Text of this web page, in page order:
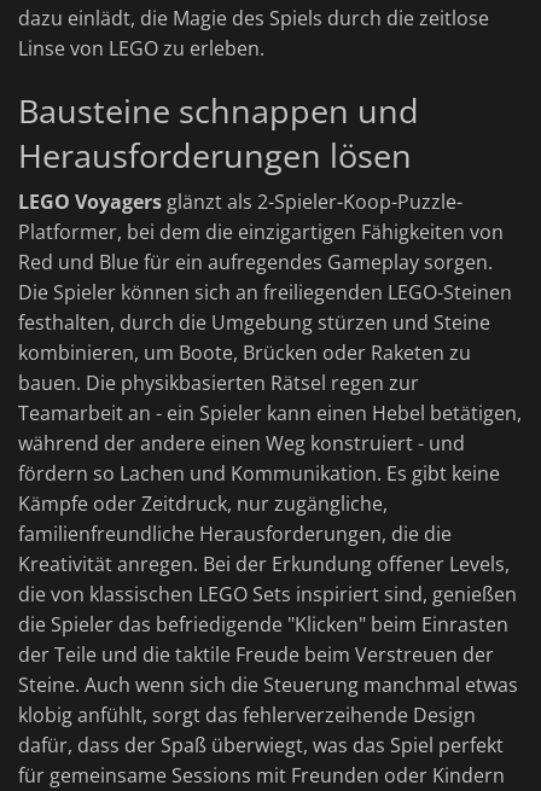
dazu einlädt, die Magie des Spiels durch die zeitlose
Linse von LEGO zu erleben.
Bausteine schnappen und
Herausforderungen lösen
LEGO Voyagers glänzt als 2-Spieler-Koop-Puzzle-
Platformer, bei dem die einzigartigen Fähigkeiten von
Red und Blue für ein aufregendes Gameplay sorgen.
Die Spieler können sich an freiliegenden LEGO-Steinen
festhalten, durch die Umgebung stürzen und Steine
kombinieren, um Boote, Brücken oder Raketen zu
bauen. Die physikbasierten Rätsel regen zur
Teamarbeit an - ein Spieler kann einen Hebel betätigen,
während der andere einen Weg konstruiert - und
fördern so Lachen und Kommunikation. Es gibt keine
Kämpfe oder Zeitdruck, nur zugängliche,
familienfreundliche Herausforderungen, die die
Kreativität anregen. Bei der Erkundung offener Levels,
die von klassischen LEGO Sets inspiriert sind, genießen
die Spieler das befriedigende "Klicken" beim Einrasten
der Teile und die taktile Freude beim Verstreuen der
Steine. Auch wenn sich die Steuerung manchmal etwas
klobig anfühlt, sorgt das fehlerverzeihende Design
dafür, dass der Spaß überwiegt, was das Spiel perfekt
für gemeinsame Sessions mit Freunden oder Kindern